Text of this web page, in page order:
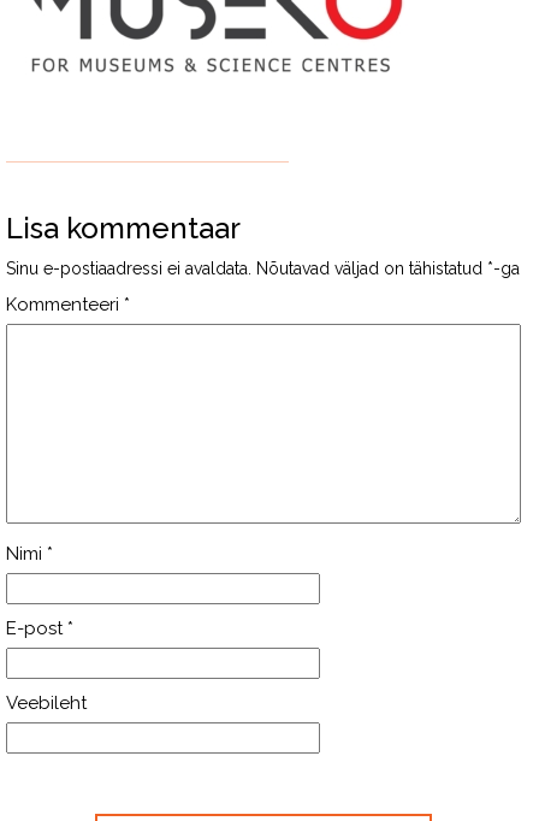
Lisa kommentaar
Sinu e-postiaadressi ei avaldata. Nõutavad väljad on tähistatud *-ga
Kommenteeri *
Nimi *
E-post *
Veebileht